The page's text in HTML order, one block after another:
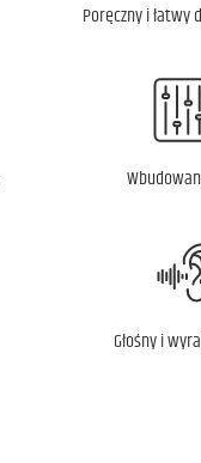
Poręczny i łatwy
Głośny i